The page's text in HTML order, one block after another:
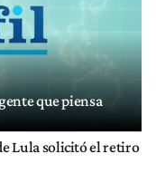
que piensa
Lula solicitó el retiro